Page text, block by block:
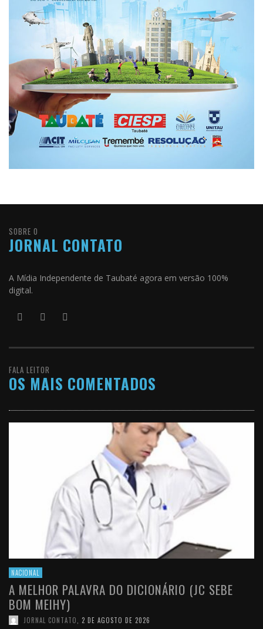
SOBRE O
JORNAL CONTATO
A Mídia Independente de Taubaté agora em versão 100%
digital.
FALA LEITOR
OS MAIS COMENTADOS
NACIONAL
A MELHOR PALAVRA DO DICIONÁRIO (JC SEBE
BOM MEIHY)
JORNAL CONTATO 2 DE AGOSTO DE 2026